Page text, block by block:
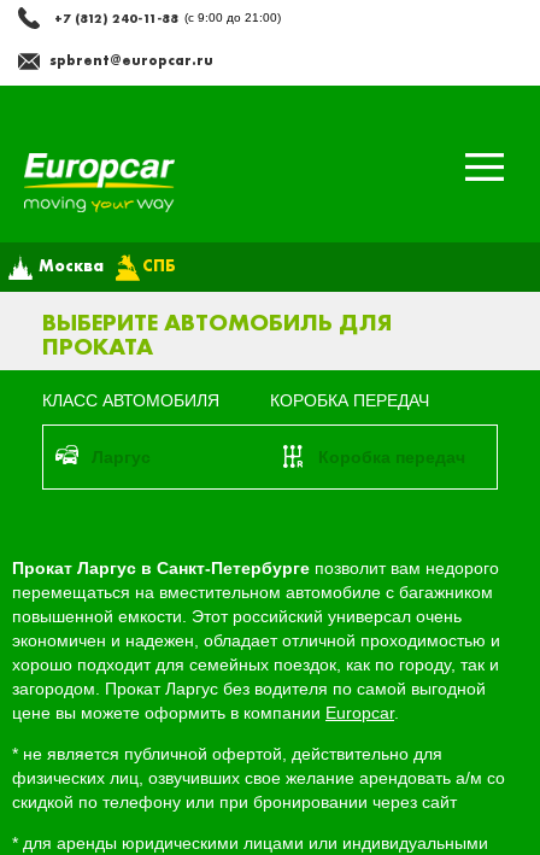
+7 (812) 240-11-88 (с 9:00 до 21:00)
spbrent@europcar.ru
Москва СПБ
ВЫБЕРИТЕ АВТОМОБИЛЬ ДЛЯ
ПРОКАТА
КЛАСС АВТОМОБИЛЯ
ларгус
КОРОБКА ПЕРЕДАЧ
Коробка передач
Прокат Ларгус в Санкт-Петербурге позволит вам недорого
перемещаться на вместительном автомобиле с багажником
повышенной емкости. Этот российский универсал очень
экономичен и надежен, обладает отличной проходимостью и
хорошо подходит для семейных поездок, как по городу, так и
загородом. Прокат Ларгус без водителя по самой выгодной
цене вы можете оформить в компании Europcar.
* не является публичной офертой, действительно для
физических лиц, озвучивших свое желание арендовать а/м со
скидкой по телефону или при бронировании через сайт
* для аренды юридическими лицами или индивидуальными